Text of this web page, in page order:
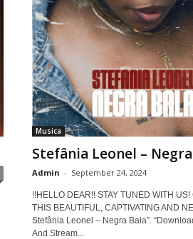
Musica
Stefânia Leonel –
Admin - September 24, 2024
!!HELLO DEAR!! STAY TUNED WITH US!
THIS BEAUTIFUL, CAPTIVATING AND
Stefânia Leonel – Negra Bala”.
And Stream...